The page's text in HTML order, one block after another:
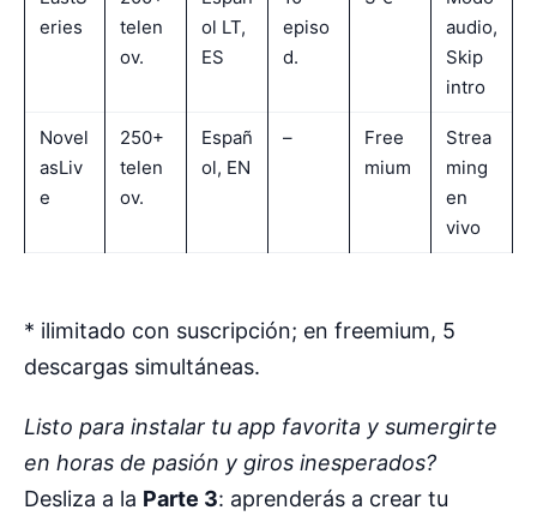
eries
telen
ov.
ol LT,
ES
episo
d.
audio,
Skip
intro
Novel
asLiv
e
250+
telen
ov.
Españ
ol, EN
–
Free
mium
Strea
ming
en
vivo
* ilimitado con suscripción; en freemium, 5
descargas simultáneas.
Listo para instalar tu app favorita y sumergirte
en horas de pasión y giros inesperados?
Desliza a la Parte 3: aprenderás a crear tu